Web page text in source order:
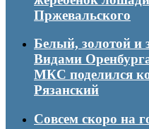
Пржевальского
Белый, золотой и
Видами
МКС поделился
Рязанский
Совсем скоро на